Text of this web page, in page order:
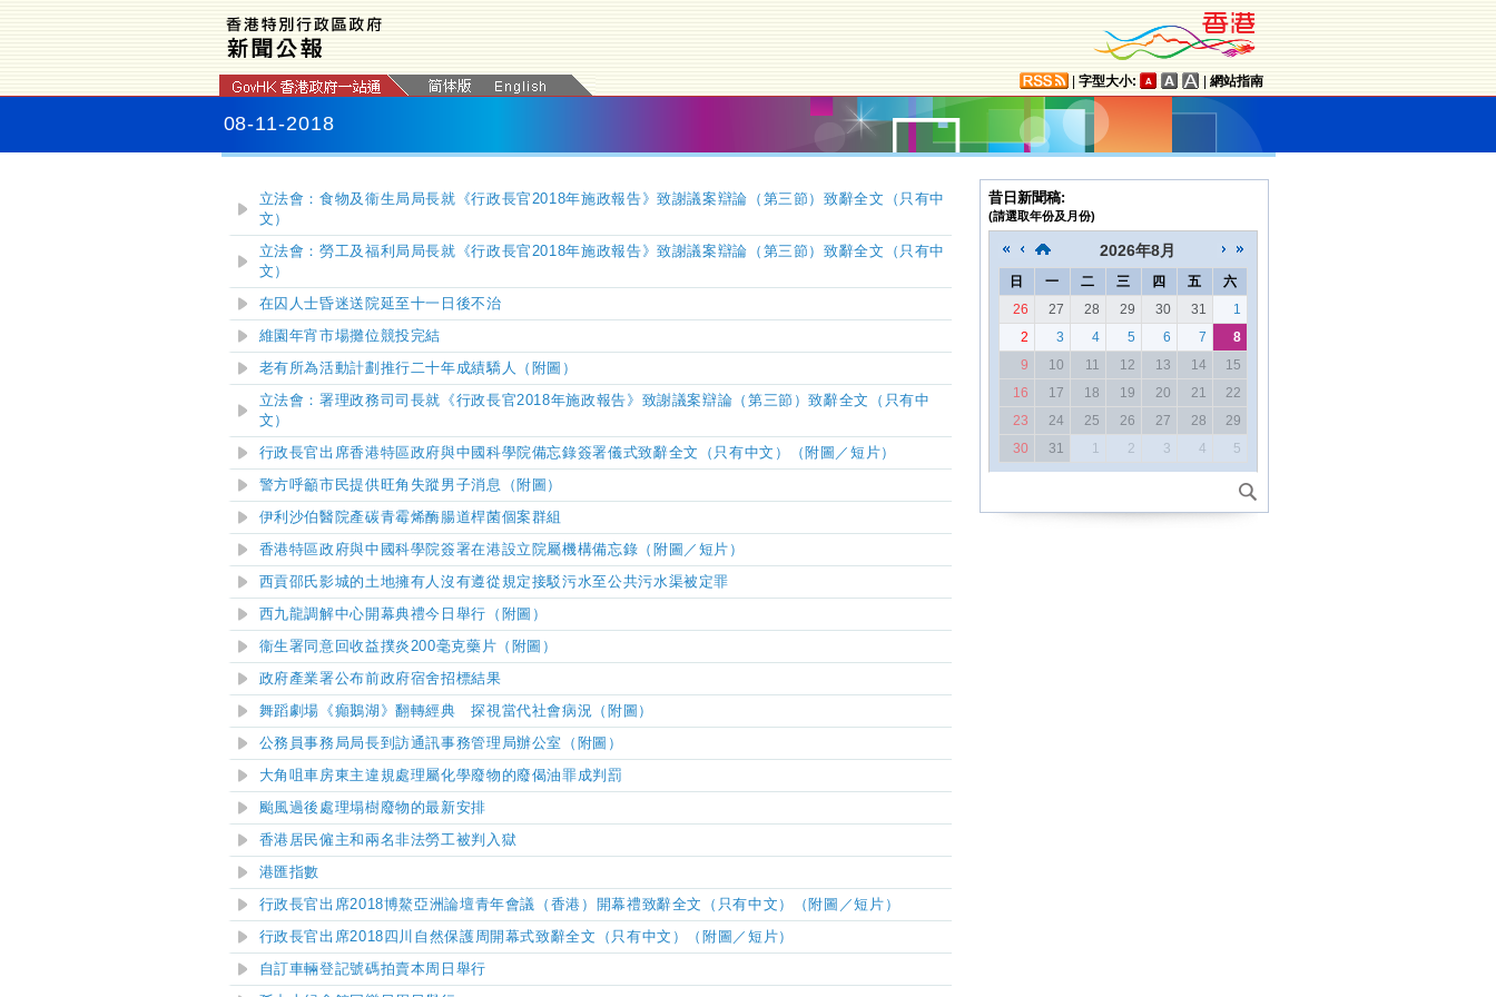
字型大小: 網站指南
08-11-2018
立法會：食物及衞生局局長就《行政長官2018年施政報告》致謝議案辯論（第三節）致辭全文（只有中
文）
立法會：勞工及福利局局長就《行政長官2018年施政報告》致謝議案辯論（第三節）致辭全文（只有中
文）
在囚人士昏迷送院延至十一日後不治
維園年宵市場攤位競投完結
老有所為活動計劃推行二十年成績驕人（附圖）
立法會：署理政務司司長就《行政長官2018年施政報告》致謝議案辯論（第三節）致辭全文（只有中
文）
行政長官出席香港特區政府與中國科學院備忘錄簽署儀式致辭全文（只有中文）（附圖／短片）
警方呼籲市民提供旺角失蹤男子消息（附圖）
伊利沙伯醫院產碳青霉烯酶腸道桿菌個案群組
香港特區政府與中國科學院簽署在港設立院屬機構備忘錄（附圖／短片）
西貢邵氏影城的土地擁有人沒有遵從規定接駁污水至公共污水渠被定罪
西九龍調解中心開幕典禮今日舉行（附圖）
衞生署同意回收益撲炎200毫克藥片（附圖）
政府產業署公布前政府宿舍招標結果
舞蹈劇場《癲鵝湖》翻轉經典 探視當代社會病況（附圖）
公務員事務局局長到訪通訊事務管理局辦公室（附圖）
大角咀車房東主違規處理屬化學廢物的廢偈油罪成判罰
颱風過後處理塌樹廢物的最新安排
香港居民僱主和兩名非法勞工被判入獄
港匯指數
行政長官出席2018博鰲亞洲論壇青年會議（香港）開幕禮致辭全文（只有中文）（附圖／短片）
行政長官出席2018四川自然保護周開幕式致辭全文（只有中文）（附圖／短片）
自訂車輛登記號碼拍賣本周日舉行
昔日新聞稿:
(請選取年份及月份)
2026年8月
日 一 二 三 四 五
六
26
27 28 29 30 31
1
2
3 4 5 6 7
8
9
10 11 12 13 14
15
16
17 18 19 20 21
22
23
24 25 26 27 28
29
30
31 1 2 3 4 5